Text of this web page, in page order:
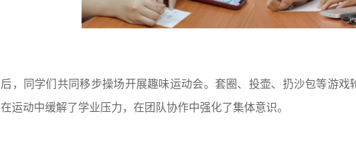
，同学们共同移步操场开展趣味运动会。套圈、投壶、扔沙包等游
运动中缓解了学业压力，在团队协作中强化了集体意识。